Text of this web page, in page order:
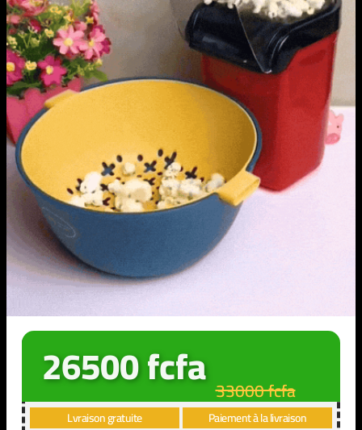
26500 fcfa 33000 fcfa
Lvraison gratuite Paiement à la livraison